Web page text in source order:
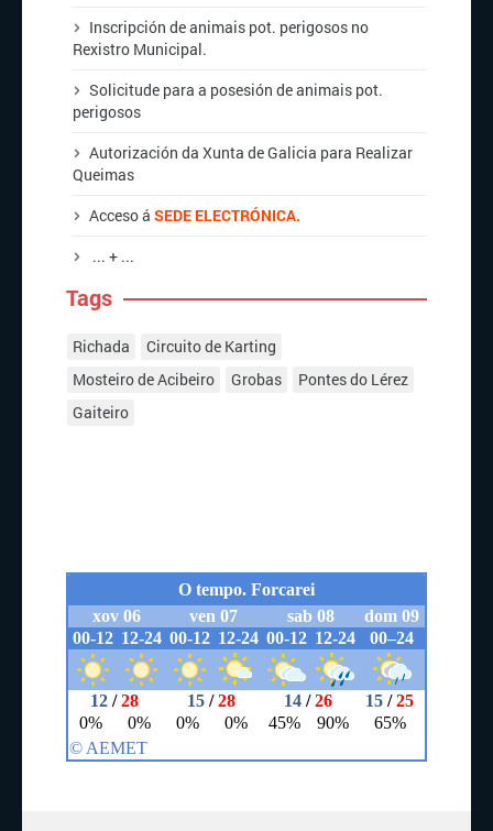
Inscripción de animais pot. perigosos no
Rexistro Municipal.
Solicitude para a posesión de animais pot.
perigosos
Autorización da Xunta de Galicia para Realizar
Queimas
Acceso á SEDE ELECTRÓNICA.
... + ...
Tags
Richada
Circuito de Karting
Mosteiro de Acibeiro
Grobas
Pontes do Lérez
Gaiteiro